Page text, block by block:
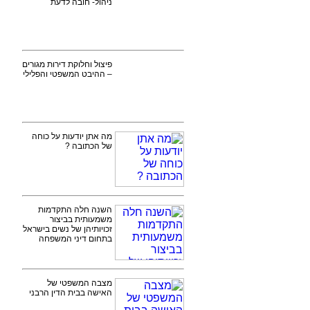
ניהול- חובה לדעת
פיצול וחלוקת דירות מגורים
– ההיבט המשפטי והפלילי
מה אתן יודעות על כוחה
של הכתובה ?
השנה חלה התקדמות
משמעותית בביצור
זכויותיהן של נשים בישראל
בתחום דיני המשפחה
מצבה המשפטי של
האישה בבית הדין הרבני